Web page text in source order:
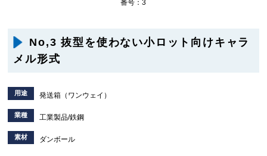
番号：3
No,3 抜型を使わない小ロット向けキャラ
メル形式
用途 発送箱（ワンウェイ）
業種 工業製品/鉄鋼
素材 ダンボール